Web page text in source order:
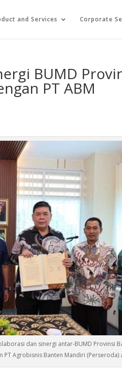
and Services Corporate
BUMD
PT ABM
dan sinergi antar-BUMD Provinsi
PT Agrobisnis Banten Mandiri (Perseroda)